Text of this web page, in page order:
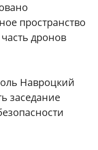
пространство
дронов
Навроцкий
заседание